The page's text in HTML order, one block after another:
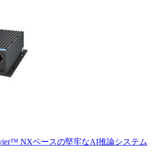
NXベースの堅牢なAI推論システム